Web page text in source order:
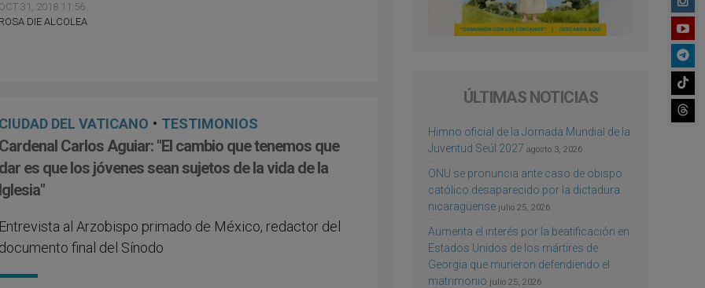
31, 2018 11:56
DIE ALCOLEA
DEL VATICANO • TESTIMONIOS
Carlos Aguiar: "El cambio que tenemos que
es que los jóvenes sean sujetos de la vida de la
al Arzobispo primado de México, redactor del
final del Sínodo
ÚLTIMAS NOTICIAS
Himno oficial de la Jornada Mundial de la
Juventud Seúl 2027 agosto 3, 2026
ONU se pronuncia ante caso de obispo
católico desaparecido por la dictadura
nicaragüense julio 25, 2026
Aumenta el interés por la beatificación en
Estados Unidos de los mártires de
Georgia que murieron defendiendo el
matrimonio julio 25, 2026